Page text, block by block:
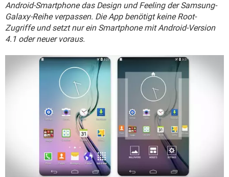
FACEBOOK HARDWARE
Android-Smartphone das Design und Feeling der Samsung-
Galaxy-Reihe verpassen. Die App benötigt keine Root-
Zugriffe und setzt nur ein Smartphone mit Android-Version
4.1 oder neuer voraus.